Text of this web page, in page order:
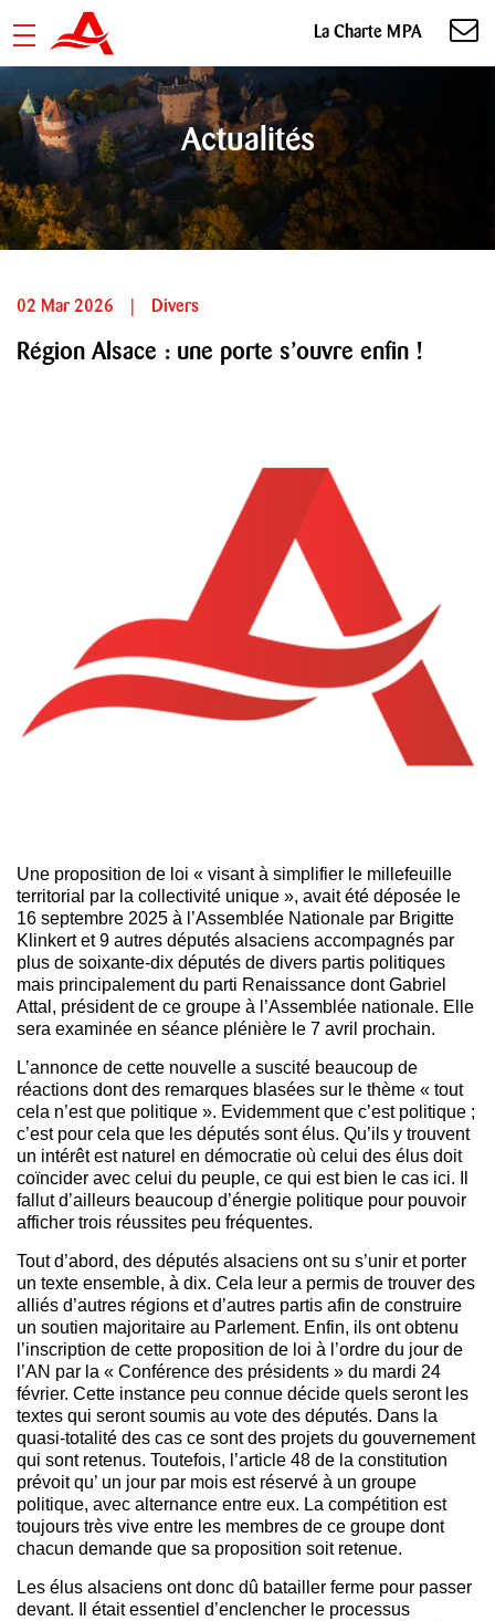
La Charte MPA
Actualités
02 Mar 2026 Divers
Région Alsace : une porte s’ouvre enfin !
Une proposition de loi « visant à simplifier le millefeuille
territorial par la collectivité unique », avait été déposée le
16 septembre 2025 à l’Assemblée Nationale par Brigitte
Klinkert et 9 autres députés alsaciens accompagnés par
plus de soixante-dix députés de divers partis politiques
mais principalement du parti Renaissance dont Gabriel
Attal, président de ce groupe à l’Assemblée nationale. Elle
sera examinée en séance plénière le 7 avril prochain.
L’annonce de cette nouvelle a suscité beaucoup de
réactions dont des remarques blasées sur le thème « tout
cela n’est que politique ». Evidemment que c’est politique ;
c’est pour cela que les députés sont élus. Qu’ils y trouvent
un intérêt est naturel en démocratie où celui des élus doit
coïncider avec celui du peuple, ce qui est bien le cas ici. Il
fallut d’ailleurs beaucoup d’énergie politique pour pouvoir
afficher trois réussites peu fréquentes.
Tout d’abord, des députés alsaciens ont su s’unir et porter
un texte ensemble, à dix. Cela leur a permis de trouver des
alliés d’autres régions et d’autres partis afin de construire
un soutien majoritaire au Parlement. Enfin, ils ont obtenu
l’inscription de cette proposition de loi à l’ordre du jour de
l’AN par la « Conférence des présidents » du mardi 24
février. Cette instance peu connue décide quels seront les
textes qui seront soumis au vote des députés. Dans la
quasi-totalité des cas ce sont des projets du gouvernement
qui sont retenus. Toutefois, l’article 48 de la constitution
prévoit qu’ un jour par mois est réservé à un groupe
politique, avec alternance entre eux. La compétition est
toujours très vive entre les membres de ce groupe dont
chacun demande que sa proposition soit retenue.
Les élus alsaciens ont donc dû batailler ferme pour passer
devant. Il était essentiel d’enclencher le processus